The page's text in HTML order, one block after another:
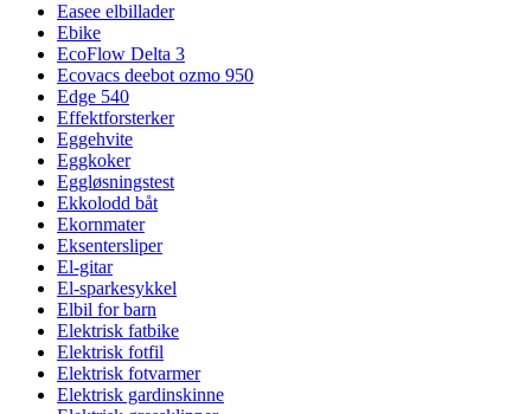
Easee elbillader
Ebike
EcoFlow Delta 3
Ecovacs deebot ozmo 950
Edge 540
Effektforsterker
Eggehvite
Eggkoker
Eggløsningstest
Ekkolodd båt
Ekornmater
Eksentersliper
El-gitar
El-sparkesykkel
Elbil for barn
Elektrisk fatbike
Elektrisk fotfil
Elektrisk fotvarmer
Elektrisk gardinskinne